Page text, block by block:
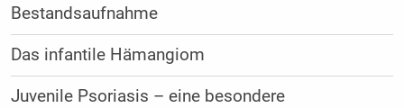
Bestandsaufnahme
Das infantile Hämangiom
Juvenile Psoriasis – eine besondere